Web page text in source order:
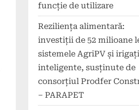
funcție de utilizare
Reziliența alimentară:
investiții de 52 milioane
sistemele AgriPV și
inteligente, susținute de
consorțiul Prodfer
– PARAPET